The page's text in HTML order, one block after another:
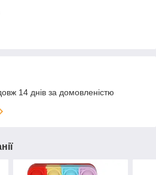
14 днів за домовленістю